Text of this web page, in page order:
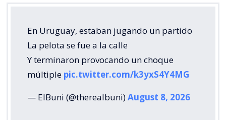
En Uruguay, estaban jugando un partido
La pelota se fue a la calle
Y terminaron provocando un choque
múltiple pic.twitter.com/k3yxS4Y4MG
— ElBuni (@therealbuni)August 8, 2026